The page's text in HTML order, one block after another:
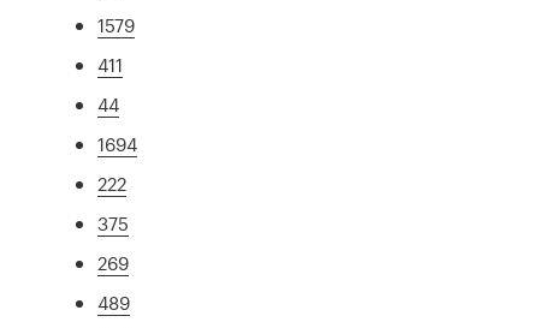
1579
411
44
1694
222
375
269
489